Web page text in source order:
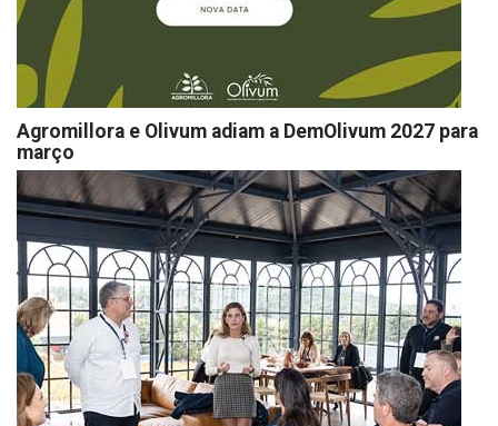
Agromillora e Olivum adiam a DemOlivum 2027 para
março